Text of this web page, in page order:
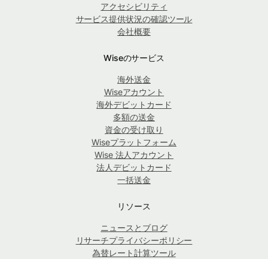
アクセシビリティ
サービス提供状況の確認ツール
会社概要
Wiseのサービス
海外送金
Wiseアカウント
海外デビットカード
多額の送金
資金の受け取り
Wiseプラットフォーム
Wise 法人アカウント
法人デビットカード
一括送金
リソース
ニュースとブログ
リサーチプライバシーポリシー
為替レート計算ツール